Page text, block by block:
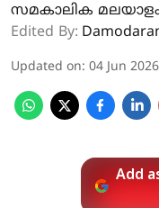
സമകാലിക
Edited By:
Updated on: 04 Jun
Add